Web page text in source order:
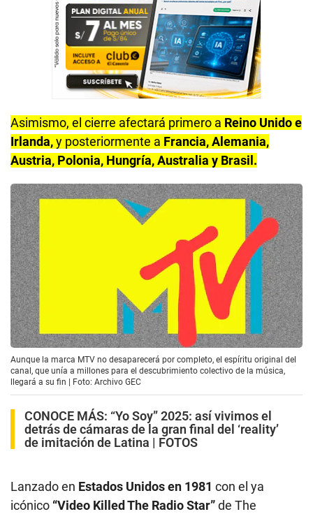
Asimismo, el cierre afectará primero a Reino Unido e
Irlanda,y posteriormente a Francia, Alemania,
Austria, Polonia, Hungría, Australia y Brasil.
Aunque la marca MTV no desaparecerá por completo, el espíritu original del
canal, que unía a millones para el descubrimiento colectivo de la música,
llegará a su fin | Foto: Archivo GEC
CONOCE MÁS: “Yo Soy” 2025: así vivimos el
detrás de cámaras de la gran final del ‘reality’
de imitación de Latina | FOTOS
Lanzado en Estados Unidos en 1981 con el ya
icónico “Video Killed The Radio Star”de The